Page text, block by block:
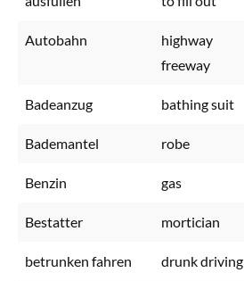
Autobahn
highway
freeway
Badeanzug bathing suit
Bademantel robe
Benzin gas
Bestatter mortician
betrunken fahren drunk driving